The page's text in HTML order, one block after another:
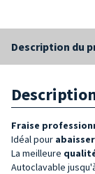
Description du
Fraise
Idéal pour
La meilleure
Autoclavable